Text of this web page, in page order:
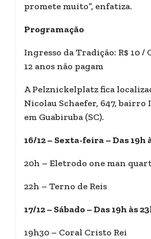
promete muito”, enfatiza.
Programação
Ingresso da Tradição: R$ 10 /
12 anos não pagam
A Pelznickelplatz fica
Nicolau Schaefer, 647, bairro
em Guabiruba (SC).
16/12 – Sexta-feira – Das 19h
20h – Eletrodo one man
22h – Terno de Reis
17/12 – Sábado – Das 19h às
19h30 – Coral Cristo Rei